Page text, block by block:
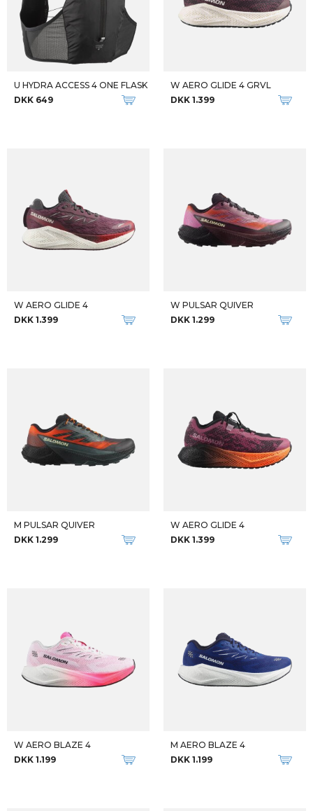
U HYDRA ACCESS 4 ONE FLASK
DKK 649
W AERO GLIDE 4 GRVL
DKK 1.399
W AERO GLIDE 4
DKK 1.399
W PULSAR QUIVER
DKK 1.299
M PULSAR QUIVER
DKK 1.299
W AERO GLIDE 4
DKK 1.399
W AERO BLAZE 4
DKK 1.199
M AERO BLAZE 4
DKK 1.199